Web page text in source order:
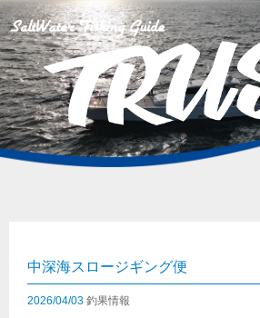
中深海スロージギング便
2026/04/03 釣果情報